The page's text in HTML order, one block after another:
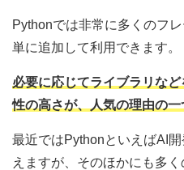
Pythonでは非常に多くのフ
単に追加して利用できます。
必要に応じてライブラリな
性の高さが、人気の理由の一
最近ではPythonといえばAI
えますが、そのほかにも多く